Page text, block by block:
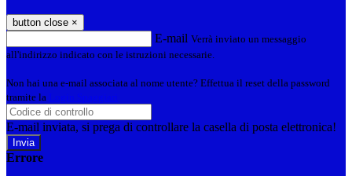
button close ×
E-mail Verrà inviato un messaggio
all'indirizzo indicato con le istruzioni necessarie.
Non hai una e-mail associata al nome utente? Effettua il reset della password
tramite la Login Spaggiari
E-mail inviata, si prega di controllare la casella di posta elettronica!
Errore